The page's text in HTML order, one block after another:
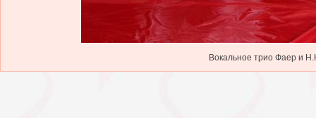
Вокальное трио Фаер и